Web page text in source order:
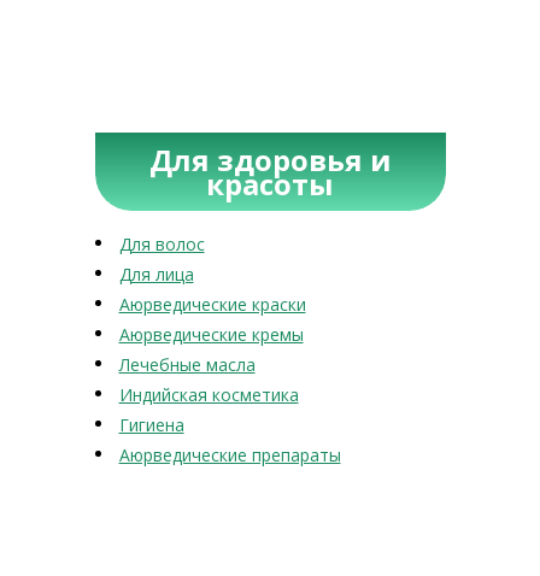
Для здоровья и
красоты
Для волос
Для лица
Аюрведические краски
Аюрведические кремы
Лечебные масла
Индийская косметика
Гигиена
Аюрведические препараты